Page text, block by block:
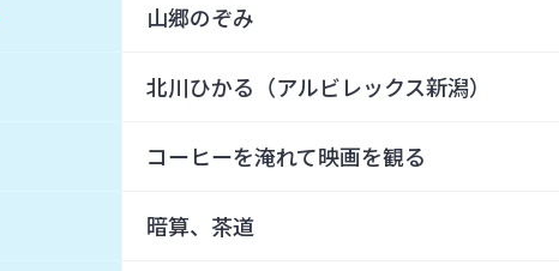
山郷のぞみ
北川ひかる（アルビレックス新潟）
コーヒーを淹れて映画を観る
暗算、茶道